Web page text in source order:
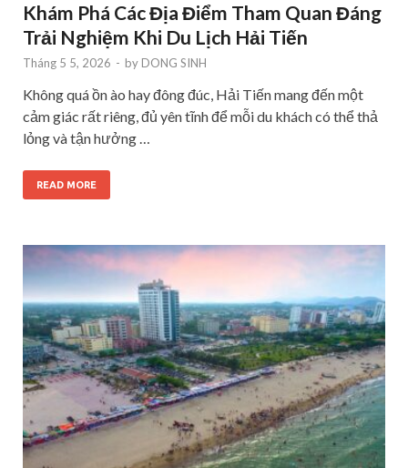
Khám Phá Các Địa Điểm Tham Quan Đáng
Trải Nghiệm Khi Du Lịch Hải Tiến
Tháng 5 5, 2026 - by DONG SINH
Không quá ồn ào hay đông đúc, Hải Tiến mang đến một
cảm giác rất riêng, đủ yên tĩnh để mỗi du khách có thể thả
lỏng và tận hưởng …
READ MORE